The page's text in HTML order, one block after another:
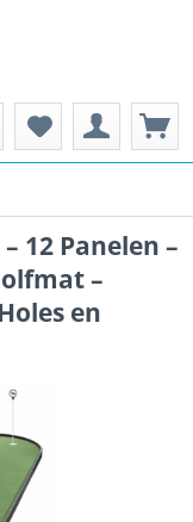
12 Panelen –
–
en